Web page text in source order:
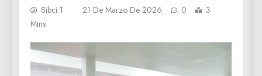
Sibci 1 21 De Marzo De 2026 0
3
Mins